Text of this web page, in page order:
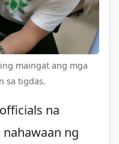
maingat ang mga
sa tigdas.
na
ng